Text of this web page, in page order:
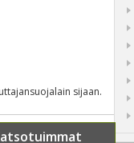
sijaan.